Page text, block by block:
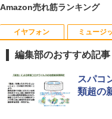
1
【
5型
￥
1
￥
Amazon売れ筋ランキング
イヤフォン
￥
ミュージ
【
ET
薬屋
ンガ
編集部のおすすめ記事
スパコ
類超の